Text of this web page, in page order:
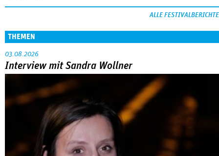
ALLE FESTIVALBERICHTE
THEMEN
03.08.2026
Interview mit Sandra Wollner